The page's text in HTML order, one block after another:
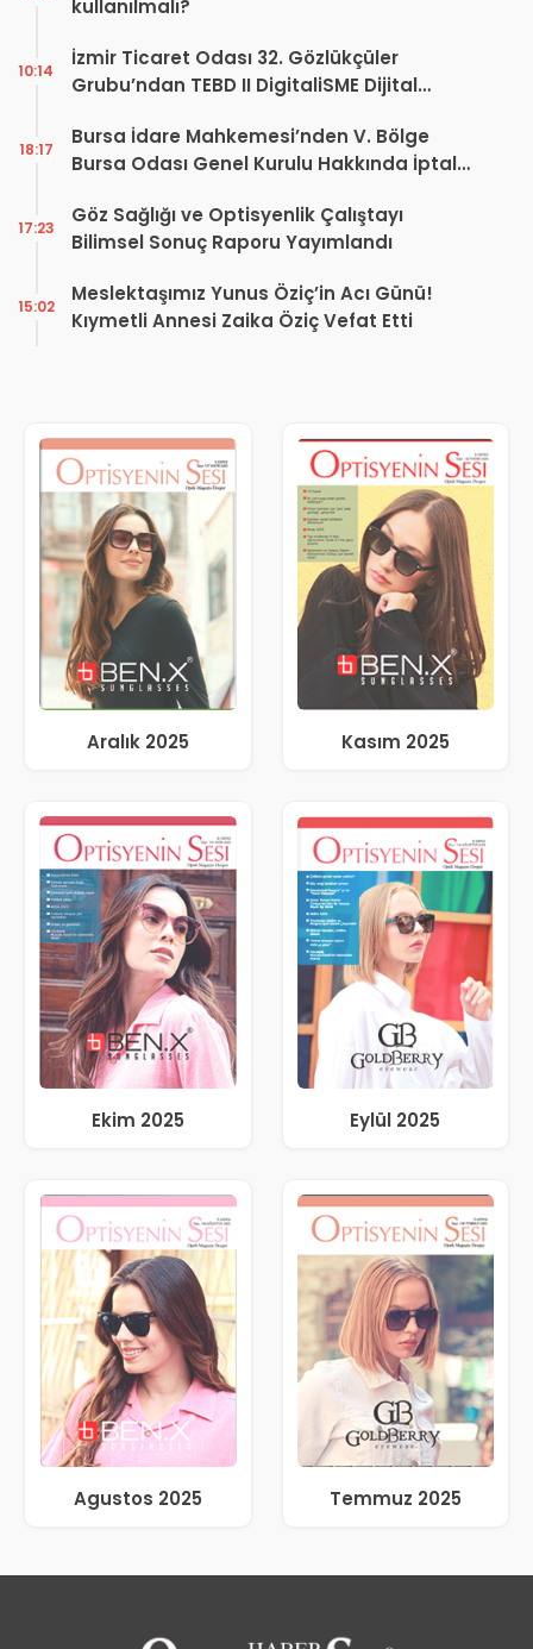
kullanılmalı?
İzmir Ticaret Odası 32. Gözlükçüler
Grubu’ndan TEBD II DigitaliSME Dijital
10:14
Bursa İdare Mahkemesi’nden V. Bölge
Bursa Odası Genel Kurulu Hakkında İptal
18:17
Göz Sağlığı ve Optisyenlik Çalıştayı
Bilimsel Sonuç Raporu Yayımlandı
17:23
Meslektaşımız Yunus Öziç’in Acı Günü!
Kıymetli Annesi Zaika Öziç Vefat Etti
15:02
Aralık 2025 Kasım 2025
Ekim 2025 Eylül 2025
Agustos 2025 Temmuz 2025